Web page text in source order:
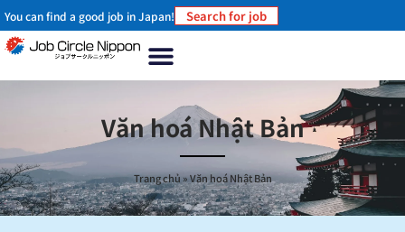
You can find a good job in Japan! Search for job
Văn hoá Nhật Bản
Trang chủ»Văn hoá Nhật Bản